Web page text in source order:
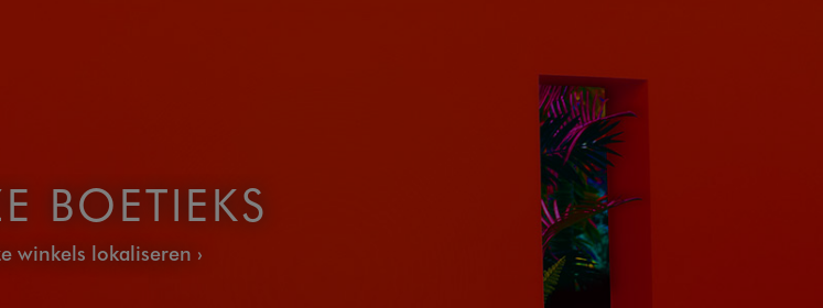
BOETIEKS
winkels lokaliseren